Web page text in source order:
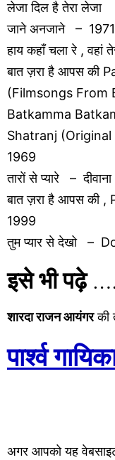
लेजा दिल है तेरा लेजा
जाने अनजाने – 1971
हाय कहाँ चला रे , वहां
बात ज़रा है आपस की
(Filmsongs From
Batkamma
Shatranj
1969
तारों से प्यारे –
बात ज़रा है आपस की
1999
तुम प्यार से देखो –
इसे भी पढ़े ….
शारदा राजन आयंगरकी
पार्श्व
अगर आपको यह